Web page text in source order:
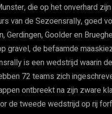
die op het onverhard
van de Sezoensrally, goed
Gerdingen, Goolder en
gravel, de befaamde
is een wedstrijd waarin
72 teams zich
ontbreekt na zijn zware
de tweede wedstrijd op rij